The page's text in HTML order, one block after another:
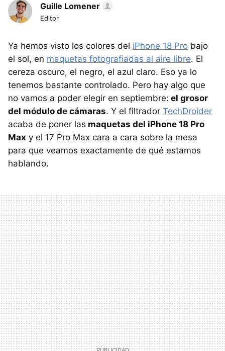
Guille Lomener
Editor
Ya hemos visto los colores del iPhone 18 Pro bajo
el sol, en maquetas fotografiadas al aire libre. El
cereza oscuro, el negro, el azul claro. Eso ya lo
tenemos bastante controlado. Pero hay algo que
no vamos a poder elegir en septiembre: el grosor
del módulo de cámaras. Y el filtrador TechDroider
acaba de poner las maquetas del iPhone 18 Pro
Max y el 17 Pro Max cara a cara sobre la mesa
para que veamos exactamente de qué estamos
hablando.